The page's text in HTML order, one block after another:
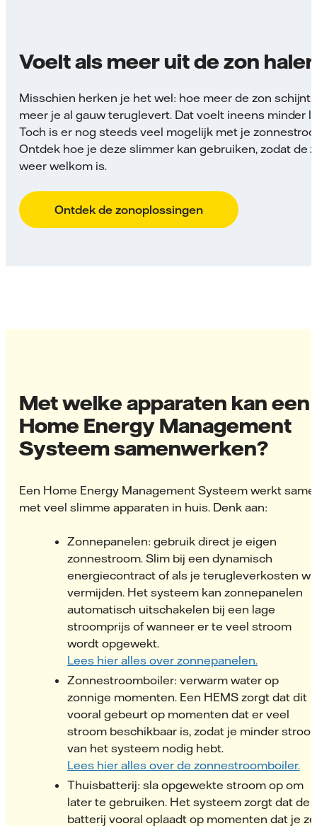
Voelt als meer uit de zon
Misschien herken je het wel: hoe meer de zon schijnt,
meer je al gauw teruglevert. Dat voelt ineens minder
Toch is er nog steeds veel mogelijk met je
Ontdek hoe je deze slimmer kan gebruiken, zodat de
weer welkom is.
Ontdek de zonoplossingen
Met welke apparaten kan een
Home Energy Management
Systeem samenwerken?
Een Home Energy Management Systeem werkt
met veel slimme apparaten in huis. Denk aan:
Zonnepanelen: gebruik direct je eigen
zonnestroom. Slim bij een dynamisch
energiecontract of als je terugleverkosten
vermijden. Het systeem kan zonnepanelen
automatisch uitschakelen bij een lage
stroomprijs of wanneer er te veel stroom
wordt opgewekt.
Lees hier alles over zonnepanelen.
Zonnestroomboiler: verwarm water op
zonnige momenten. Een HEMS zorgt dat dit
vooral gebeurt op momenten dat er veel
stroom beschikbaar is, zodat je minder
van het systeem nodig hebt.
Lees hier alles over de zonnestroomboiler.
Thuisbatterij: sla opgewekte stroom op om
later te gebruiken. Het systeem zorgt dat de
batterij vooral oplaadt op momenten dat je